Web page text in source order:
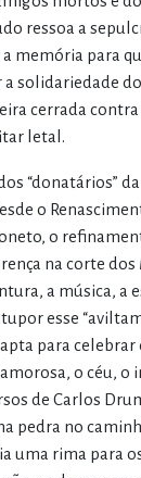
ressoa a
memória para
a solidariedade
cerrada
letal.
“donatários”
o
o
na corte
a música, a
esse
para
o céu, o
de Carlos
pedra no
uma rima para